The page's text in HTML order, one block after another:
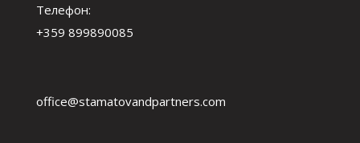
Телефон:
+359 899890085
office@stamatovandpartners.com